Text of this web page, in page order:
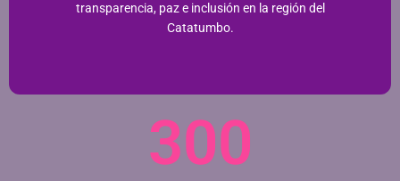
transparencia, paz e inclusión en la región del
Catatumbo.​
300